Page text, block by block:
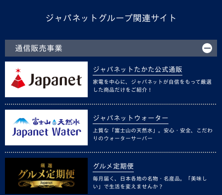
ジャパネットグループ関連サイト
通信販売事業
ジャパネットたかた公式通販
家電を中心に、ジャパネットが自信をもって厳選
した商品だけをご紹介！
ジャパネットウォーター
上質な「富士山の天然水」。安心・安全、こだわ
りのウォーターサーバー
グルメ定期便
毎月届く、日本各地の名物・名産品。「美味し
い」で生活を変えませんか？